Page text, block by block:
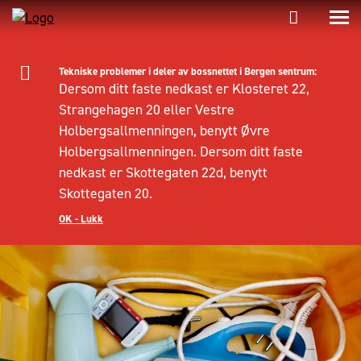
Tekniske problemer i deler av bossnettet i Bergen sentrum:
Dersom ditt faste nedkast er Klosteret 22,
Strangehagen 20 eller Vestre
Holbergsallmenningen, benytt Øvre
Holbergsallmenningen. Dersom ditt faste
nedkast er Skottegaten 22d, benytt
Skottegaten 20.
OK - Lukk